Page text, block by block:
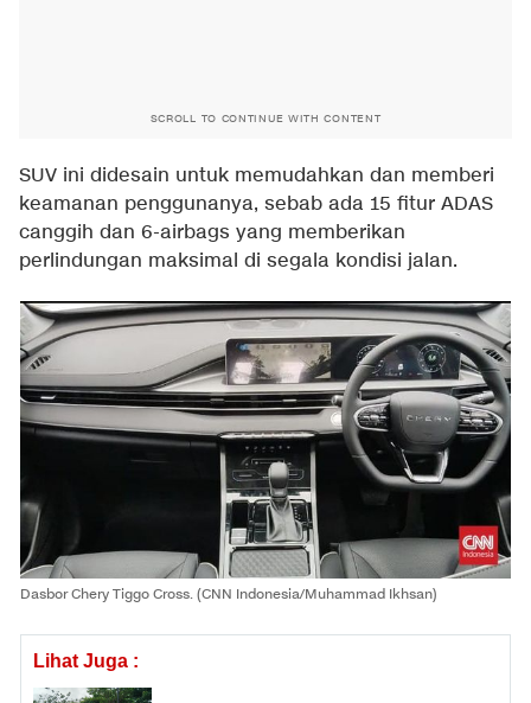
SCROLL TO CONTINUE WITH CONTENT
SUV ini didesain untuk memudahkan dan memberi
keamanan penggunanya, sebab ada 15 fitur ADAS
canggih dan 6-airbags yang memberikan
perlindungan maksimal di segala kondisi jalan.
Dasbor Chery Tiggo Cross. (CNN Indonesia/Muhammad Ikhsan)
Lihat Juga :